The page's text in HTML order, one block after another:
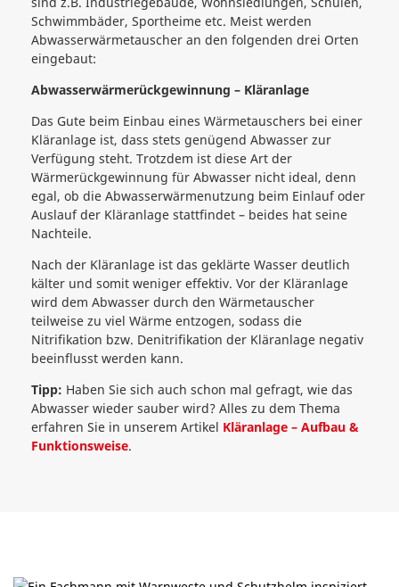
Schwimmbäder, Sportheime etc. Meist werden
Abwasserwärmetauscher an den folgenden drei Orten
eingebaut:
Abwasserwärmerückgewinnung – Kläranlage
Das Gute beim Einbau eines Wärmetauschers bei einer
Kläranlage ist, dass stets genügend Abwasser zur
Verfügung steht. Trotzdem ist diese Art der
Wärmerückgewinnung für Abwasser nicht ideal, denn
egal, ob die Abwasserwärmenutzung beim Einlauf oder
Auslauf der Kläranlage stattfindet – beides hat seine
Nachteile.
Nach der Kläranlage ist das geklärte Wasser deutlich
kälter und somit weniger effektiv. Vor der Kläranlage
wird dem Abwasser durch den Wärmetauscher
teilweise zu viel Wärme entzogen, sodass die
Nitrifikation bzw. Denitrifikation der Kläranlage negativ
beeinflusst werden kann.
Tipp: Haben Sie sich auch schon mal gefragt, wie das
Abwasser wieder sauber wird? Alles zu dem Thema
erfahren Sie in unserem Artikel Kläranlage – Aufbau &
Funktionsweise.